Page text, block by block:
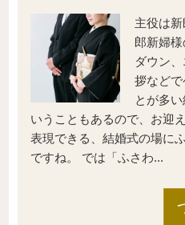
主役は
郎新婦
ダウン
拶など
とが多
いうこともあるので、お迎
表現できる、結婚式の場に
ですね。 では「ふさわ...